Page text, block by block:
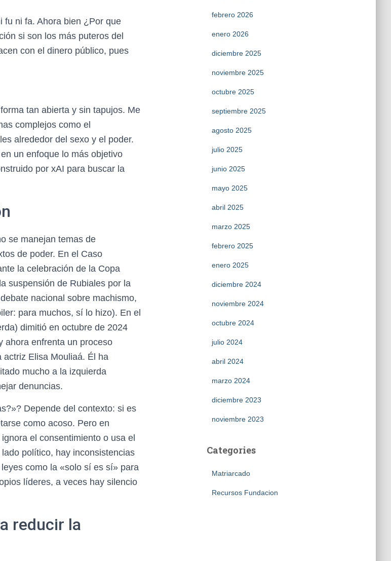
fu ni fa. Ahora bien ¿Por que
si son los más puteros del
con el dinero público, pues
tan abierta y sin tapujos. Me
complejos como el
alrededor del sexo y el poder.
un enfoque lo más objetivo
por xAI para buscar la
se manejan temas de
de poder. En el Caso
la celebración de la Copa
suspensión de Rubiales por la
nacional sobre machismo,
para muchos, sí lo hizo). En el
dimitió en octubre de 2024
ahora enfrenta un proceso
actriz Elisa Mouliaá. Él ha
mucho a la izquierda
denuncias.
Depende del contexto: si es
como acoso. Pero en
el consentimiento o usa el
político, hay inconsistencias
como la «solo sí es sí» para
líderes, a veces hay silencio
reducir la
febrero 2026
enero 2026
diciembre 2025
noviembre 2025
octubre 2025
septiembre 2025
agosto 2025
julio 2025
junio 2025
mayo 2025
abril 2025
marzo 2025
febrero 2025
enero 2025
diciembre 2024
noviembre 2024
octubre 2024
julio 2024
abril 2024
marzo 2024
diciembre 2023
noviembre 2023
Categories
Matriarcado
Recursos Fundacion